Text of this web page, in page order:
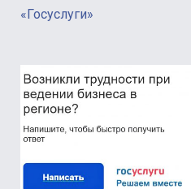
«Госуслуги»